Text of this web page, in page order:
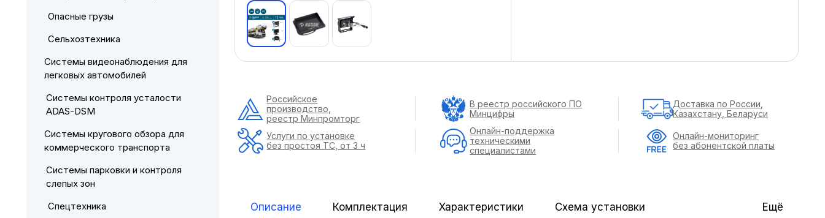
Описание Комплектация Характеристики Схема установки Ещё
Российское
производство,
реестр Минпромторг
В реестр российского ПО
Минцифры
Доставка по России,
Казахстану, Беларуси
Услуги по установке
без простоя ТС, от 3 ч
Онлайн-поддержка
техническими
специалистами
Онлайн-мониторинг
без абонентской платы
Опасные грузы
Сельхозтехника
Системы видеонаблюдения для
легковых автомобилей
Системы контроля усталости
ADAS-DSM
Системы кругового обзора для
коммерческого транспорта
Системы парковки и контроля
слепых зон
Спецтехника